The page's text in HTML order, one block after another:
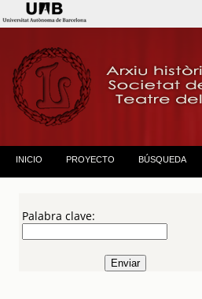
INICIO PROYECTO BÚSQUEDA
Palabra clave: